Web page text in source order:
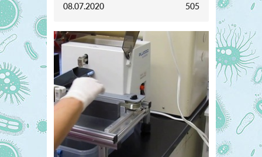
08.07.2020 505